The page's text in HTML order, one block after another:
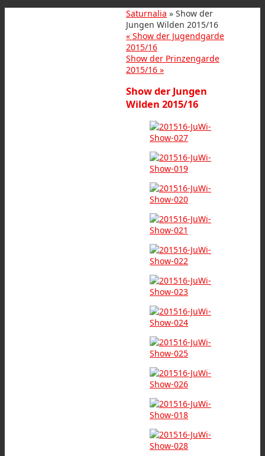
Saturnalia » Show der
Jungen Wilden 2015/16
« Show der Jugendgarde
2015/16
Show der Prinzengarde
2015/16 »
Show der Jungen
Wilden 2015/16